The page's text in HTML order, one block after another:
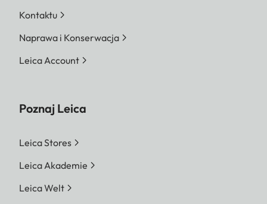
Kontaktu
Naprawa i Konserwacja
Leica Account
Poznaj Leica
Leica Stores
Leica Akademie
Leica Welt